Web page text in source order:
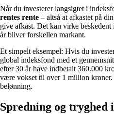
Når du investerer langsigtet i
rentes rente – altså at afkastet på
give afkast. Det kan virke
år bliver forskellen markant.
Et simpelt eksempel: Hvis du
global indeksfond med et
efter 30 år have indbetalt 360.000
være vokset til over 1 million kroner.
belønning.
Spredning og tryghed